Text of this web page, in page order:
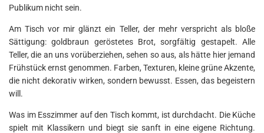
Publikum nicht sein.
Am Tisch vor mir glänzt ein Teller, der mehr verspricht als bloße
Sättigung: goldbraun geröstetes Brot, sorgfältig gestapelt. Alle
Teller, die an uns vorüberziehen, sehen so aus, als hätte hier jemand
Frühstück ernst genommen. Farben, Texturen, kleine grüne Akzente,
die nicht dekorativ wirken, sondern bewusst. Essen, das begeistern
will.
Was im Esszimmer auf den Tisch kommt, ist durchdacht. Die Küche
spielt mit Klassikern und biegt sie sanft in eine eigene Richtung.